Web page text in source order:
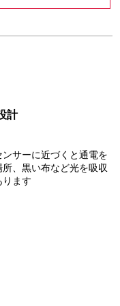
計
サーに近づくと通電を
、黒い布など光を吸収
ます